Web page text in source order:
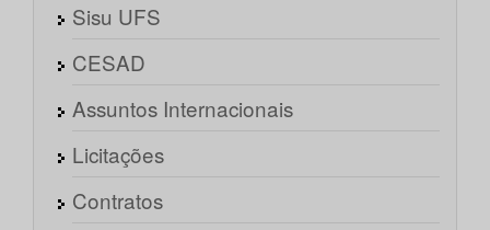
Sisu UFS
CESAD
Assuntos Internacionais
Licitações
Contratos